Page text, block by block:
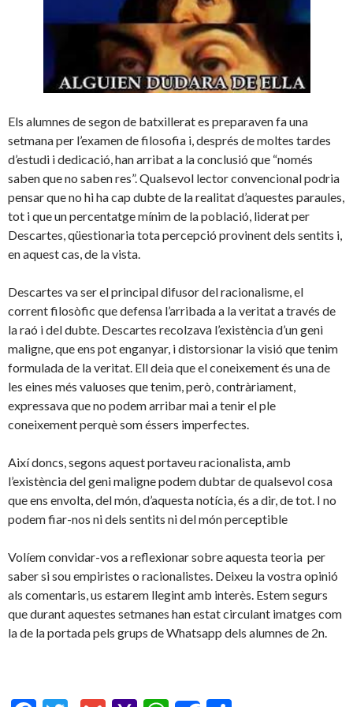
Els alumnes de segon de batxillerat es preparaven fa una
setmana per l’examen de filosofia i, després de moltes tardes
d’estudi i dedicació, han arribat a la conclusió que “només
saben que no saben res”. Qualsevol lector convencional podria
pensar que no hi ha cap dubte de la realitat d’aquestes paraules,
tot i que un percentatge mínim de la població, liderat per
Descartes, qüestionaria tota percepció provinent dels sentits i,
en aquest cas, de la vista.
Descartes va ser el principal difusor del racionalisme, el
corrent filosòfic que defensa l’arribada a la veritat a través de
la raó i del dubte. Descartes recolzava l’existència d’un geni
maligne, que ens pot enganyar, i distorsionar la visió que tenim
formulada de la veritat. Ell deia que el coneixement és una de
les eines més valuoses que tenim, però, contràriament,
expressava que no podem arribar mai a tenir el ple
coneixement perquè som éssers imperfectes.
Així doncs, segons aquest portaveu racionalista, amb
l’existència del geni maligne podem dubtar de qualsevol cosa
que ens envolta, del món, d’aquesta notícia, és a dir, de tot. I no
podem fiar-nos ni dels sentits ni del món perceptible
Volíem convidar-vos a reflexionar sobre aquesta teoria per
saber si sou empiristes o racionalistes. Deixeu la vostra opinió
als comentaris, us estarem llegint amb interès. Estem segurs
que durant aquestes setmanes han estat circulant imatges com
la de la portada pels grups de Whatsapp dels alumnes de 2n.